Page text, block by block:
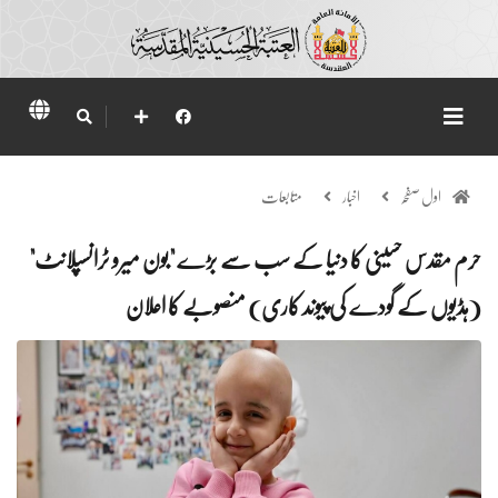
اول صفحہ اخبار متابعات
حرم مقدس حسینی کا دنیا کے سب سے بڑے "بون میرو ٹرانسپلانٹ"
(ہڈیوں کے گودے کی پیوند کاری) منصوبے کا اعلان